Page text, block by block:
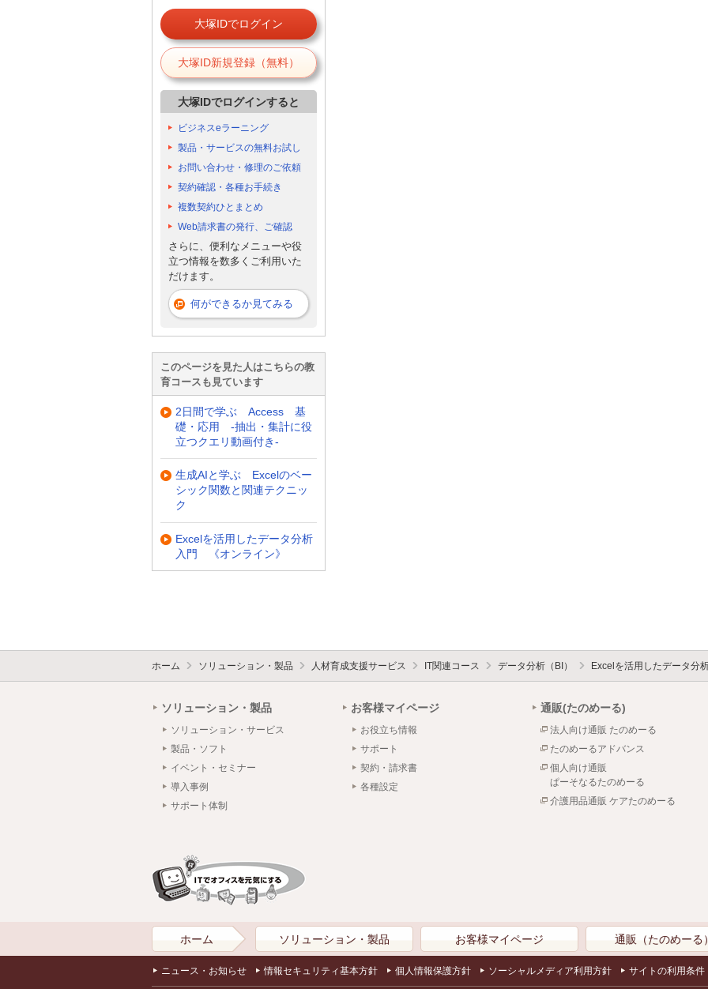
大塚IDでログイン
大塚ID新規登録（無料）
大塚IDでログインすると
ビジネスeラーニング
製品・サービスの無料お試し
お問い合わせ・修理のご依頼
契約確認・各種お手続き
複数契約ひとまとめ
Web請求書の発行、ご確認
さらに、便利なメニューや役
立つ情報を数多くご利用いた
だけます。
何ができるか見てみる
このページを見た人はこちらの教
育コースも見ています
2日間で学ぶ Access 基
礎・応用 -抽出・集計に役
立つクエリ動画付き-
生成AIと学ぶ Excelのベー
シック関数と関連テクニッ
ク
Excelを活用したデータ分析
入門 《オンライン》
ホーム ソリューション・製品 人材育成支援サービス IT関連コース データ分析（BI） Excelを活用したデータ分
ソリューション・製品
ソリューション・サービス
製品・ソフト
イベント・セミナー
導入事例
サポート体制
お客様マイページ
お役立ち情報
サポート
契約・請求書
各種設定
通販(たのめーる)
法人向け通販 たのめーる
たのめーるアドバンス
個人向け通販
ぱーそなるたのめーる
介護用品通販 ケアたのめーる
ホーム ソリューション・製品 お客様マイページ 通販（たのめーる）
ニュース・お知らせ 情報セキュリティ基本方針 個人情報保護方針 ソーシャルメディア利用方針 サイトの利用条件